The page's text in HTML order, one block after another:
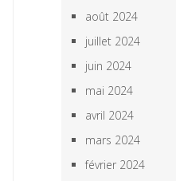
août 2024
juillet 2024
juin 2024
mai 2024
avril 2024
mars 2024
février 2024